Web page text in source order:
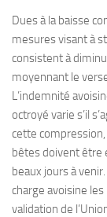
Dues à la baisse
mesures visant à
consistent à
moyennant le
L’indemnité
octroyé varie s’il
cette
bêtes doivent être
beaux jours à
charge avoisine
validation de